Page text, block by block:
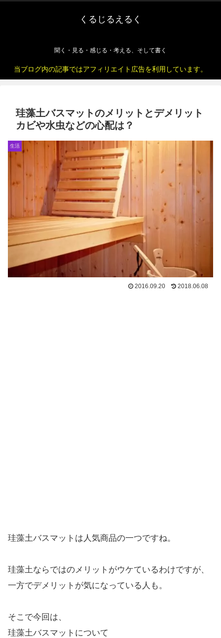
くるじるえるく
聞く・見る・感じる・考える、そして書く
当ブログ内の記事ではアフィリエイト広告を利用しています。
珪藻土バスマットのメリットとデメリット
カビや水虫などの心配は？
生活
2016.09.20 2018.06.08
珪藻土バスマットは人気商品の一つですね。
珪藻土ならではのメリットがウケているわけですが、
一方でデメリットが気になっている人も。
そこで今回は、
珪藻土バスマットについて